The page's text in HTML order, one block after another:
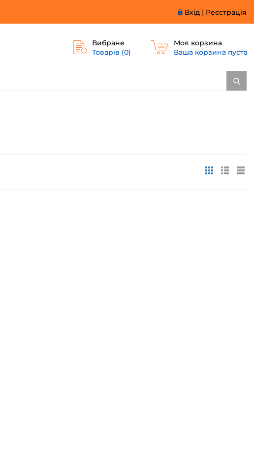
Вхід | Реєстрація
Вибране
Товарів (0)
Моя корзина
Ваша корзина пуста